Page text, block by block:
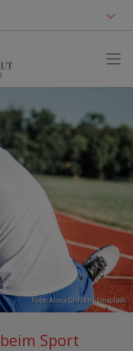
Foto:Alora Griffiths,Unsplash
Sport